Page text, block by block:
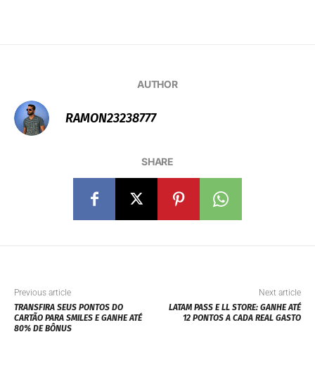
AUTHOR
RAMON23238777
SHARE
Previous article
TRANSFIRA SEUS PONTOS DO
CARTÃO PARA SMILES E GANHE ATÉ
80% DE BÔNUS
Next article
LATAM PASS E LL STORE: GANHE ATÉ
12 PONTOS A CADA REAL GASTO